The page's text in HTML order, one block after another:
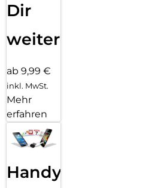
Dir
weiter
ab 9,99 €
inkl. MwSt.
Mehr
erfahren
Handy